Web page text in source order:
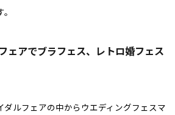
ェアでブラフェス、レトロ婚フェス
ダルフェアの中からウエディングフェスマ